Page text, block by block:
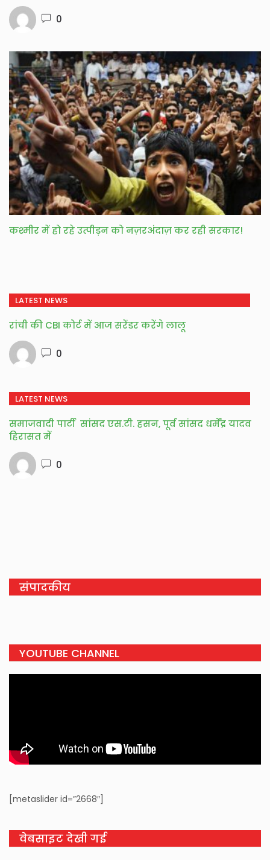
0
कश्मीर में हो रहे उत्पीड़न को नज़रअंदाज़ कर रही सरकार!
LATEST NEWS
रांची की CBI कोर्ट में आज सरेंडर करेंगे लालू
0
LATEST NEWS
समाजवादी पार्टी सांसद एस.टी. हसन, पूर्व सांसद धर्मेंद्र यादव
हिरासत में
0
संपादकीय
YOUTUBE CHANNEL
[metaslider id=”2668″]
वेबसाइट देखी गई